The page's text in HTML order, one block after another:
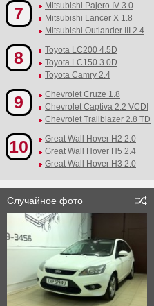
7
Mitsubishi Pajero IV 3.0
Mitsubishi Lancer X 1.8
Mitsubishi Outlander III 2.4
8
Toyota LC200 4.5D
Toyota LC150 3.0D
Toyota Camry 2.4
9
Chevrolet Cruze 1.8
Chevrolet Captiva 2.2 VCDI
Chevrolet Trailblazer 2.8 TD
10
Great Wall Hover H2 2.0
Great Wall Hover H5 2.4
Great Wall Hover H3 2.0
Случайное фото